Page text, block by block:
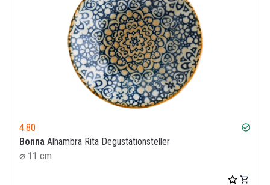
4.80 check_circle
Bonna Alhambra Rita Degustationsteller
⌀ 11 cm